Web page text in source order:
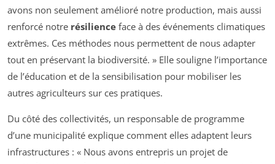
avons non seulement amélioré notre production, mais aussi
renforcé notre résilience face à des événements climatiques
extrêmes. Ces méthodes nous permettent de nous adapter
tout en préservant la biodiversité. » Elle souligne l’importance
de l’éducation et de la sensibilisation pour mobiliser les
autres agriculteurs sur ces pratiques.
Du côté des collectivités, un responsable de programme
d’une municipalité explique comment elles adaptent leurs
infrastructures : « Nous avons entrepris un projet de